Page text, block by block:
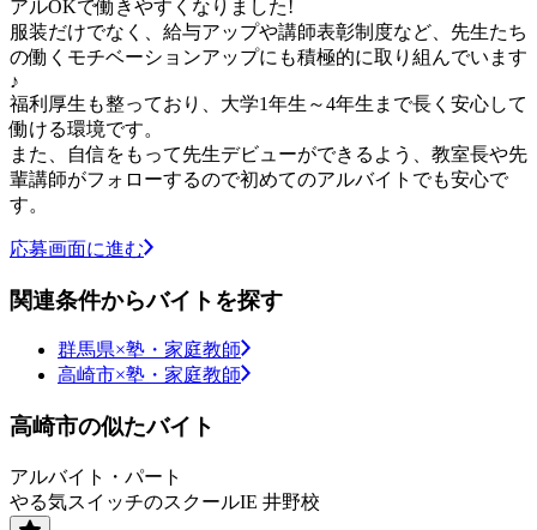
アルOKで働きやすくなりました!
服装だけでなく、給与アップや講師表彰制度など、先生たち
の働くモチベーションアップにも積極的に取り組んでいます
♪
福利厚生も整っており、大学1年生～4年生まで長く安心して
働ける環境です。
また、自信をもって先生デビューができるよう、教室長や先
輩講師がフォローするので初めてのアルバイトでも安心で
す。
応募画面に進む
関連条件からバイトを探す
群馬県×塾・家庭教師
高崎市×塾・家庭教師
高崎市の似たバイト
アルバイト・パート
やる気スイッチのスクールIE 井野校